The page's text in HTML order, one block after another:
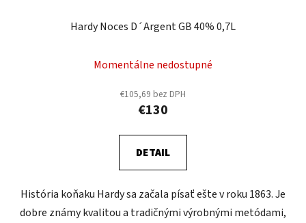
Hardy Noces D´Argent GB 40% 0,7L
Momentálne nedostupné
€105,69 bez DPH
€130
DETAIL
História koňaku Hardy sa začala písať ešte v roku 1863. Je
dobre známy kvalitou a tradičnými výrobnými metódami,